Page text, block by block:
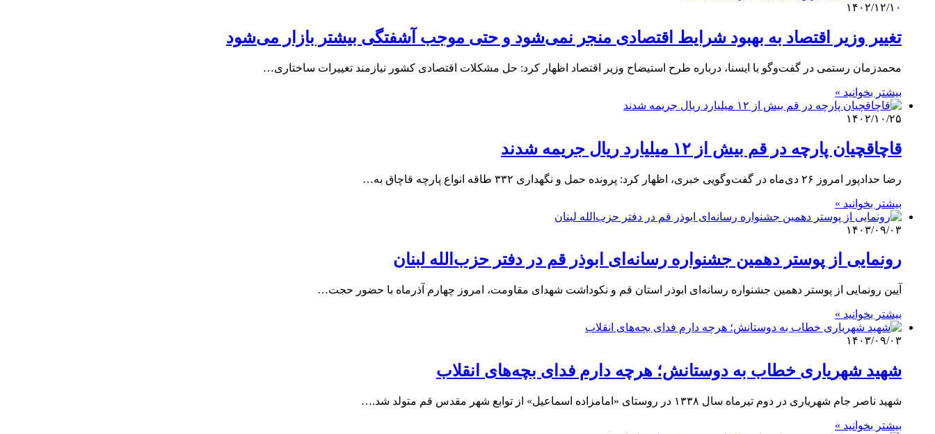
۱۴۰۲/۱۲/۱۰
تغییر وزیر اقتصاد به بهبود شرایط اقتصادی منجر نمی‌شود و حتی موجب آشفتگی بیشتر بازار می‌شود
محمدزمان رستمی در گفت‌وگو با ایسنا، درباره طرح استیضاح وزیر اقتصاد اظهار کرد: حل مشکلات اقتصادی کشور نیازمند تغییرات ساختاری…
بیشتر بخوانید »
۱۴۰۲/۱۰/۲۵
قاچاقچیان پارچه در قم بیش از ۱۲ میلیارد ریال جریمه شدند
رضا حدادپور امروز ۲۶ دی‌ماه در گفت‌وگویی خبری، اظهار کرد: پرونده حمل و نگهداری ۳۳۲ طاقه انواع پارچه قاچاق به…
بیشتر بخوانید »
۱۴۰۳/۰۹/۰۳
رونمایی از پوستر دهمین جشنواره رسانه‌ای ابوذر قم در دفتر حزب‌الله لبنان
آیین رونمایی از پوستر دهمین جشنواره رسانه‌ای ابوذر استان قم و نکوداشت شهدای مقاومت، امروز چهارم آذرماه با حضور حجت…
بیشتر بخوانید »
۱۴۰۳/۰۹/۰۳
شهید شهریاری خطاب به دوستانش؛ هرچه دارم فدای بچه‌های انقلاب
شهید ناصر جام شهریاری در دوم تیرماه سال ۱۳۳۸ در روستای «امامزاده اسماعیل» از توابع شهر مقدس قم متولد شد.…
بیشتر بخوانید »